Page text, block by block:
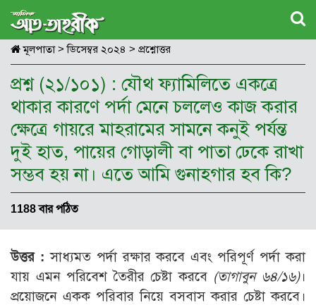
মূলপাতা> ডিসেম্বর ২০২৪ > প্রশ্নোত্তর
প্রশ্ন (২১/১০১) : যৌথ ফ্যামিলিতে একত্রে
থাকার কারণে পর্দা মেনে চললেও কাজ করার
ক্ষেত্রে গায়রে মাহরামের সামনে কনুই পর্যন্ত
দুই হাত, পায়ের গোড়ালী বা পাতা ঢেকে রাখা
সম্ভব হয় না। এতে আমি গুনাহগার হব কি?
1188 বার পঠিত
উত্তর : সাধ্যমত পর্দা রক্ষার করবে এবং পরিপূর্ণ পর্দা করা
যায় এমন পরিবেশ তৈরীর চেষ্টা করবে (তাগাবুন ৬৪/১৬)।
প্রয়োজনে একক পরিবার নিয়ে বসবাস করার চেষ্টা করবে।